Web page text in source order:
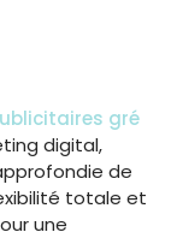
gré
digital,
de
totale et
une